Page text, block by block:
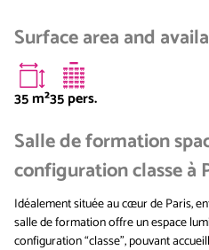
Surface area and
35m²35 pers.
Salle de formation
configuration classe à
Idéalement située au cœur de Paris,
salle de formation offre un espace
configuration “classe”, pouvant